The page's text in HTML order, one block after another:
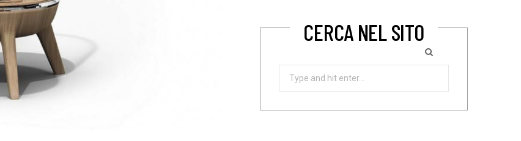
CERCA NEL SITO
Search